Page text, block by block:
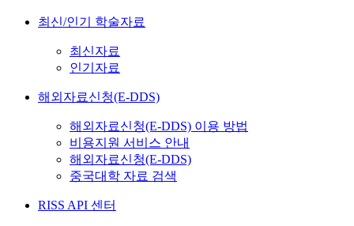
최신/인기 학술자료
최신자료
인기자료
해외자료신청(E-DDS)
해외자료신청(E-DDS) 이용 방법
비용지원 서비스 안내
해외자료신청(E-DDS)
중국대학 자료 검색
RISS API 센터